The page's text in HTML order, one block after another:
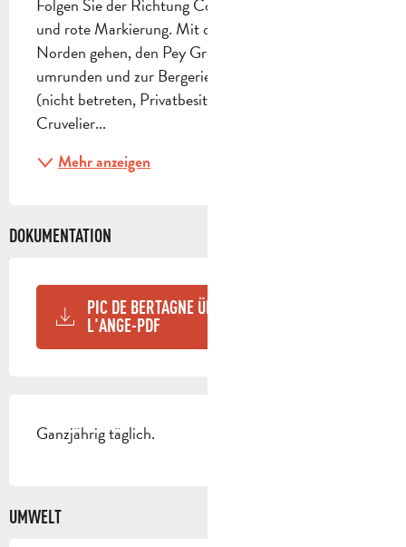
Folgen Sie der Richtung Col du Saint-Pilon. Weiße
und rote Markierung. Mit dem GR 98 in Richtung
Norden gehen, den Pey Gros auf seiner Südseite
umrunden und zur Bergerie du Cruvelier gelangen
(nicht betreten, Privatbesitz). -Kreuzung von
Cruvelier...
Mehr anzeigen
DOKUMENTATION
PIC DE BERTAGNE ÜBER DEN COL DE
L'ANGE-PDF
Ganzjährig täglich.
UMWELT